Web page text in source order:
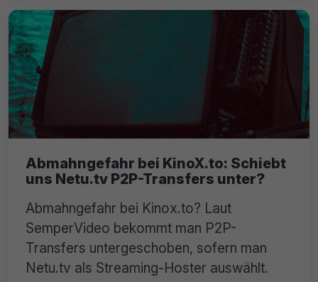
Abmahngefahr bei KinoX.to: Schiebt
uns Netu.tv P2P-Transfers unter?
Abmahngefahr bei Kinox.to? Laut
SemperVideo bekommt man P2P-
Transfers untergeschoben, sofern man
Netu.tv als Streaming-Hoster auswählt.